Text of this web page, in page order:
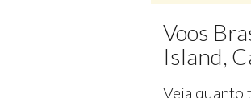
Voos
Island,
Veja quanto